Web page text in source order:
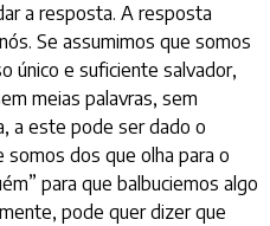
a resposta. A resposta
Se assumimos que somos
único e suficiente salvador,
meias palavras, sem
a este pode ser dado o
somos dos que olha para o
para que balbuciemos algo
pode quer dizer que